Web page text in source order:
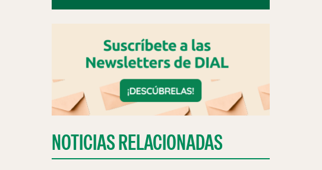
NOTICIAS RELACIONADAS